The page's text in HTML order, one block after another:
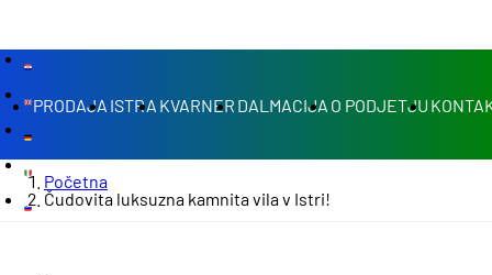
PRODAJA ISTRA KVARNER DALMACIJA O PODJETJU
Početna
Čudovita luksuzna kamnita vila v Istri!